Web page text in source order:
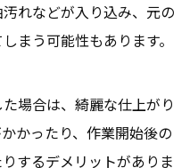
れなどが入り込み、元の
まう可能性もあります。
場合は、綺麗な仕上がり
かったり、作業開始後の
するデメリットがありま